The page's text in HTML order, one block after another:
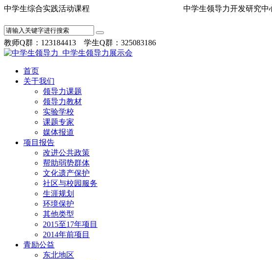
中学生综合实践活动课程 中学生领导
教师Q群：123184413 学生Q群：325083186
首页
关于我们
领导力课题
领导力教材
实验学校
课题专家
媒体报道
项目报告
改进公共政策
帮助弱势群体
文化遗产保护
社区与校园服务
生涯规划
环境保护
其他类型
2015至17年项目
2014年前项目
青励公益
东北地区